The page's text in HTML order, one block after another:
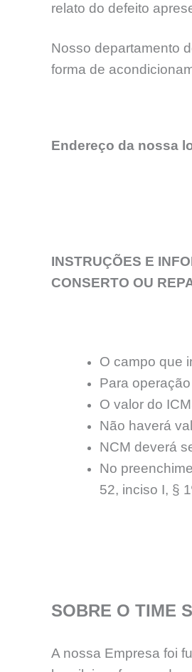
relato do defeito
Nosso departamento
forma de
Endereço da nossa
INSTRUÇÕES E
CONSERTO OU
O campo que
Para
O valor do
Não haverá
NCM deverá
No
52, inciso I, §
SOBRE O TIME
A nossa Empresa foi